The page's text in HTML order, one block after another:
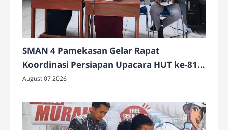
SMAN 4 Pamekasan Gelar Rapat
Koordinasi Persiapan Upacara HUT ke-81
Kemerdekaan RI
August 07 2026